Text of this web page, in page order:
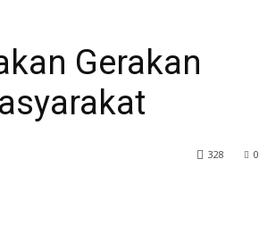
Gerakan
0
328